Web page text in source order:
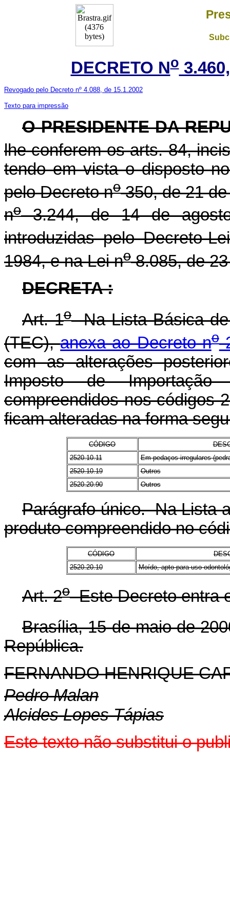
DECRETO No
Revogado pelo Decreto nº 4.088, de 15.1.2002
Texto para impressão
OPRESIDENTE DA
lhe conferem os arts. 84,
tendo em vista o disposto
pelo Decreto no350, de 21 de
no3.244, de 14 de
introduzidas pelo Decreto-
1984, e na Lei no8.085, de
DECRETA :
Art. 1oNa Lista Básica de
(TEC),anexa ao Decreto no
com as alterações
Imposto de Importação
compreendidos nos códigos
ficam alteradas na forma
CÓDIGO
2520.10.11
Em pedaços irregulares
2520.10.19
Outros
2520.20.90
Outros
Parágrafo único. Na Lista
produto compreendido no
CÓDIGO
2520.20.10
Moído, apto para uso
Art. 2oEste Decreto entra
Brasília, 15 de maio de
República.
FERNANDO HENRIQUE
Pedro Malan
Alcides Lopes Tápias
Este texto não substitui o